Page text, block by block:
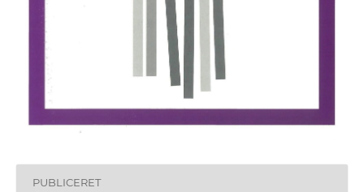
PUBLICERET